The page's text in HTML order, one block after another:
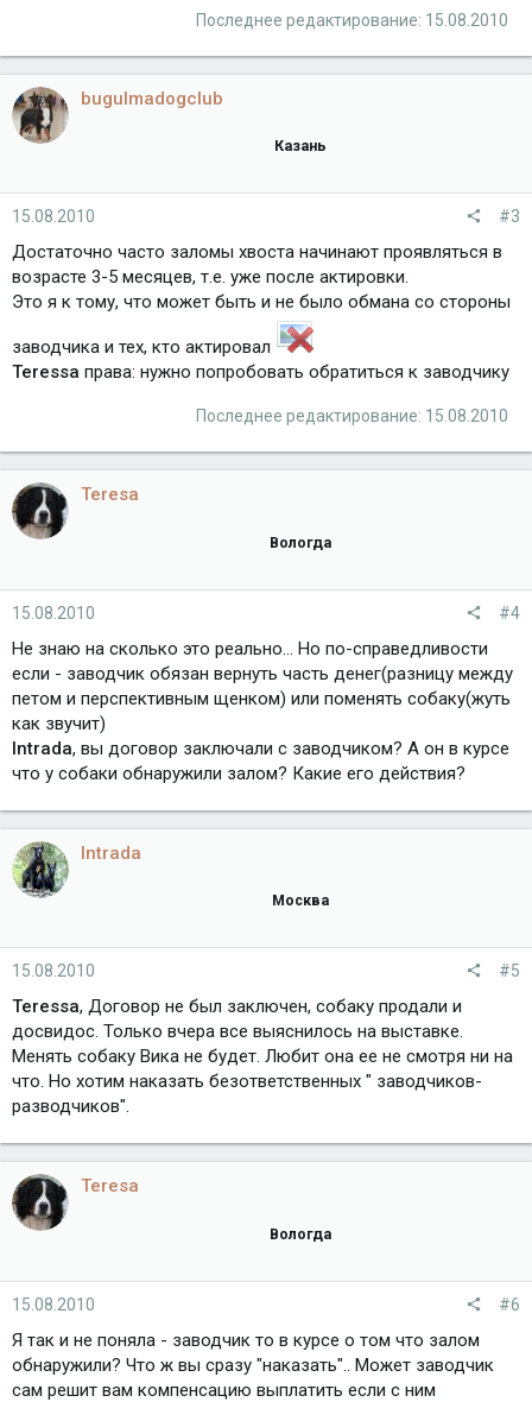
Последнее редактирование: 15.08.2010
bugulmadogclub
Казань
15.08.2010 #3
Достаточно часто заломы хвоста начинают проявляться в
возрасте 3-5 месяцев, т.е. уже после актировки.
Это я к тому, что может быть и не было обмана со стороны
заводчика и тех, кто актировал
Teressa права: нужно попробовать обратиться к заводчику
Последнее редактирование: 15.08.2010
Teresa
Вологда
15.08.2010 #4
Не знаю на сколько это реально... Но по-справедливости
если - заводчик обязан вернуть часть денег(разницу между
петом и перспективным щенком) или поменять собаку(жуть
как звучит)
Intrada, вы договор заключали с заводчиком? А он в курсе
что у собаки обнаружили залом? Какие его действия?
Intrada
Москва
15.08.2010 #5
Teressa, Договор не был заключен, собаку продали и
досвидос. Только вчера все выяснилось на выставке.
Менять собаку Вика не будет. Любит она ее не смотря ни на
что. Но хотим наказать безответственных " заводчиков-
разводчиков".
Teresa
Вологда
15.08.2010 #6
Я так и не поняла - заводчик то в курсе о том что залом
обнаружили? Что ж вы сразу "наказать".. Может заводчик
сам решит вам компенсацию выплатить если с ним